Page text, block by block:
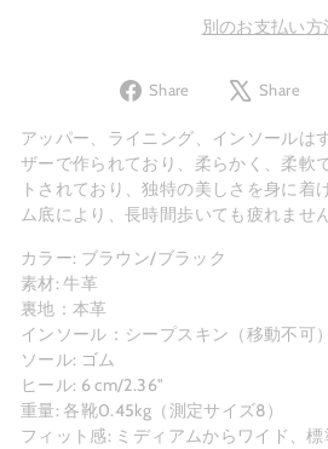
別のお支払い方
Share
Share
Facebook
Share
X
アッパー、ライニング、インソールは
ザーで作られており、柔らかく、柔軟
トされており、独特の美しさを身に着
ム底により、長時間歩いても​​疲れません
カラー: ブラウン/ブラック
素材: 牛革
裏地：本革
インソール：シープスキン（移動不可）
ソール: ゴム
ヒール: 6 cm/2.36"
重量: 各靴0.45kg（測定サイズ8）
フィット感: ミディアムからワイド、標